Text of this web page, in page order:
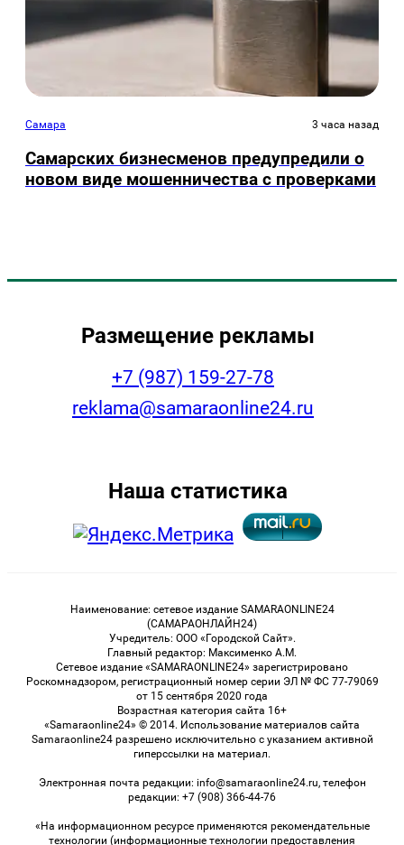
Самара 3 часа назад
Самарских бизнесменов предупредили о
новом виде мошенничества с проверками
Размещение рекламы
+7 (987) 159-27-78
reklama@samaraonline24.ru
Наша статистика
Наименование: сетевое издание SAMARAONLINE24
(САМАРАОНЛАЙН24)
Учредитель: ООО «Городской Сайт».
Главный редактор: Максименко А.М.
Сетевое издание «SAMARAONLINE24» зарегистрировано
Роскомнадзором, регистрационный номер серии ЭЛ № ФС 77-79069
от 15 сентября 2020 года
Возрастная категория сайта 16+
«Samaraonline24» © 2014. Использование материалов сайта
Samaraonline24 разрешено исключительно с указанием активной
гиперссылки на материал.
Электронная почта редакции: info@samaraonline24.ru, телефон
редакции: +7 (908) 366-44-76
«На информационном ресурсе применяются рекомендательные
технологии (информационные технологии предоставления